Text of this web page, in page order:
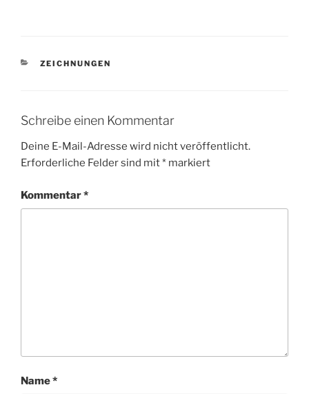
KATEGORIEN
ZEICHNUNGEN
Schreibe einen Kommentar
Deine E-Mail-Adresse wird nicht veröffentlicht.
Erforderliche Felder sind mit* markiert
Kommentar*
Name*